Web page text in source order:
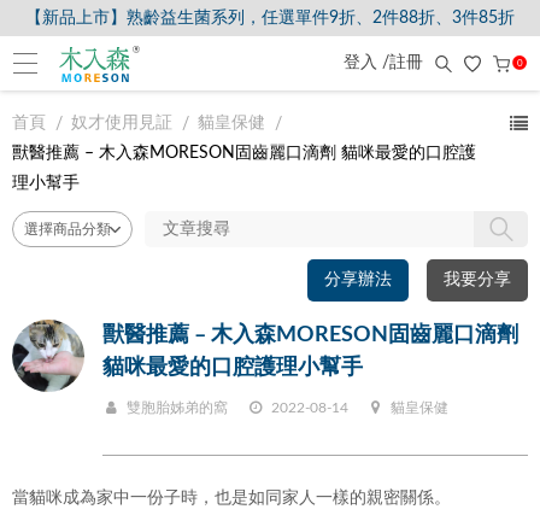
【新品上市】熟齡益生菌系列，任選單件9折、2件88折、3件85折
登入 /註冊 0
首頁 奴才使用見証
貓皇保健
獸醫推薦 – 木入森MORESON固齒麗口滴劑 貓咪最愛的口腔護
理小幫手
分享辦法 我要分享
獸醫推薦 – 木入森MORESON固齒麗口滴劑
貓咪最愛的口腔護理小幫手
雙胞胎姊弟的窩 2022-08-14 貓皇保健
當貓咪成為家中一份子時，也是如同家人一樣的親密關係。